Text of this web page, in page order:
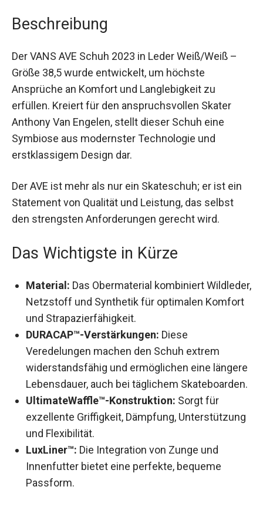
Beschreibung
Der VANS AVE Schuh 2023 in Leder Weiß/Weiß –
Größe 38,5 wurde entwickelt, um höchste
Ansprüche an Komfort und Langlebigkeit zu
erfüllen. Kreiert für den anspruchsvollen Skater
Anthony Van Engelen, stellt dieser Schuh eine
Symbiose aus modernster Technologie und
erstklassigem Design dar.
Der AVE ist mehr als nur ein Skateschuh; er ist ein
Statement von Qualität und Leistung, das selbst
den strengsten Anforderungen gerecht wird.
Das Wichtigste in Kürze
Material: Das Obermaterial kombiniert
Wildleder, Netzstoff und Synthetik für
optimalen Komfort und Strapazierfähigkeit.
DURACAP™-Verstärkungen: Diese
Veredelungen machen den Schuh extrem
widerstandsfähig und ermöglichen eine
längere Lebensdauer, auch bei täglichem
Skateboarden.
UltimateWaffle™-Konstruktion: Sorgt für
exzellente Griffigkeit, Dämpfung,
Unterstützung und Flexibilität.
LuxLiner™:Die Integration von Zunge und
Innenfutter bietet eine perfekte, bequeme